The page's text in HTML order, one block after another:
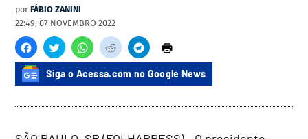
por FÁBIO ZANINI
22:49, 07 NOVEMBRO 2022
Siga o Acessa.com no Google News